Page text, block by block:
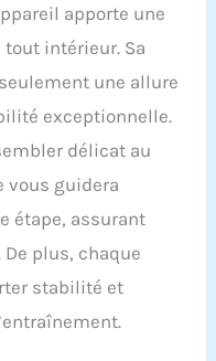
innovant à
grâce à une
accrue, un
encore
Le
de résistance
à la quantité
✔
ROBUSTE
massif européen
avec le double
stabilité
jusqu'à une
apporte une
tout intérieur. Sa
une allure
exceptionnelle.
délicat au
vous guidera
étape, assurant
plus, chaque
stabilité et